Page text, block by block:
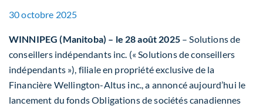
30 octobre 2025
WINNIPEG (Manitoba) – le 28 août 2025– Solutions de
conseillers indépendants inc. (« Solutions de conseillers
indépendants »), filiale en propriété exclusive de la
Financière Wellington-Altus inc., a annoncé aujourd’hui le
lancement du fonds Obligations de sociétés canadiennes